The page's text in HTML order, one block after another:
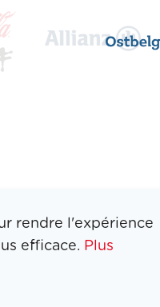
rendre l'expérience
efficace. Plus